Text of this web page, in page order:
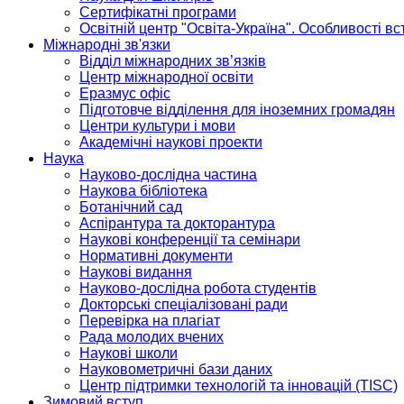
Сертифікатні програми
Освітній центр "Освіта-Україна". Особливості
Міжнародні зв'язки
Відділ міжнародних зв’язків
Центр міжнародної освіти
Еразмус офіс
Підготовче відділення для іноземних громадян
Центри культури і мови
Академічні наукові проекти
Наука
Науково-дослідна частина
Наукова бібліотека
Ботанічний сад
Аспірантура та докторантура
Наукові конференції та семінари
Нормативні документи
Наукові видання
Науково-дослідна робота студентів
Докторські спеціалізовані ради
Перевірка на плагіат
Рада молодих вчених
Наукові школи
Науковометричні бази даних
Центр підтримки технологій та інновацій (TISC)